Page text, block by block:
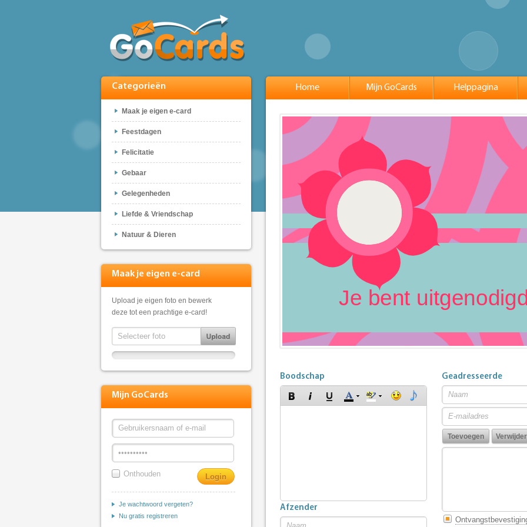
Categorieën
Maak je eigen e-card
Feestdagen
Felicitatie
Gebaar
Gelegenheden
Liefde & Vriendschap
Natuur & Dieren
Maak je eigen e-card
Upload je eigen foto en bewerk
deze tot een prachtige e-card!
Mijn GoCards
Onthouden
Je wachtwoord vergeten?
Nu gratis registreren
Home Mijn GoCards Helppagina
Boodschap
Afzender
Geadresseerde